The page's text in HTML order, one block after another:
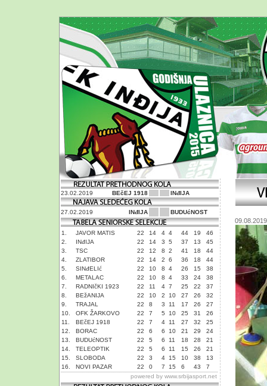
23.02.2019 BEčEJ 1918 INđIJA
27.02.2019 INđIJA BUDUćNOST
1. JAVOR MATIS 22 14 4 4 44 19
46
2.
INđIJA 22 14 3 5 37 13
45
3.
TSC 22 12 8 2 41 18
44
4.
ZLATIBOR 22 14 2 6 36 18
44
5.
SINđELIć 22 10 8 4 26 15
38
6.
METALAC 22 10 8 4 33 24
38
7.
RADNIčKI 1923 22 11 4 7 25 22
37
8.
BEžANIJA 22 10 2 10 27 26
32
9.
TRAJAL 22 8 3 11 17 26
27
10.
OFK ŽARKOVO 22 7 5 10 25 31
26
11.
BEčEJ 1918 22 7 4 11 27 32
25
12.
BORAC 22 6 6 10 21 29
24
13.
BUDUćNOST 22 5 6 11 18 28
21
14.
TELEOPTIK 22 5 6 11 15 26
21
15.
SLOBODA 22 3 4 15 10 38
13
16.
NOVI PAZAR 22 0 7 15 6 43
7
powered by www.srbijasport.net
09.08.2019